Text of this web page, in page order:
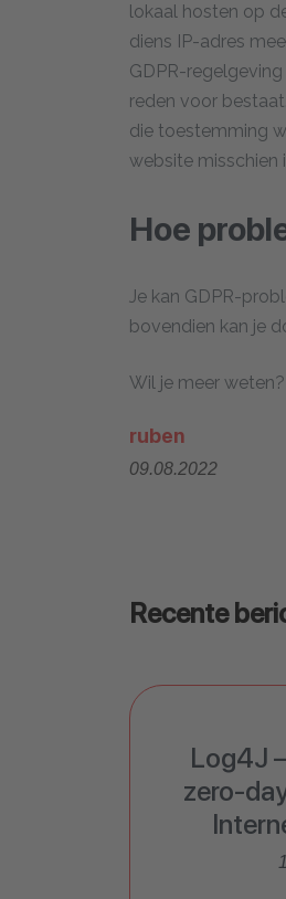
lokaal hosten op
diens IP-adres
GDPR-
reden voor
die toestemming
website misschien
Hoe
Je kan GDPR-
bovendien kan je
Wil je meer
ruben
09.08.2022
Recente
Log4J
zero-